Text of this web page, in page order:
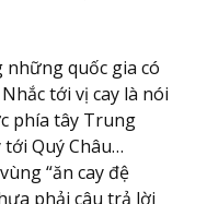
quốc gia có
tới vị cay là nói
phía tây Trung
Quý Châu…
“ăn cay đệ
phải câu trả lời